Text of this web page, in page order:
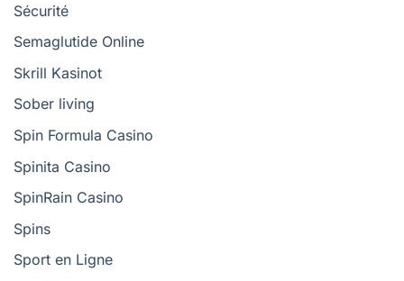
Sécurité
Semaglutide Online
Skrill Kasinot
Sober living
Spin Formula Casino
Spinita Casino
SpinRain Casino
Spins
Sport en Ligne